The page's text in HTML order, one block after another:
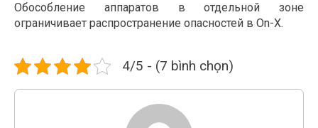
Обособление аппаратов в отдельной зоне
ограничивает распространение опасностей в On-X.
4/5 - (7 bình chọn)